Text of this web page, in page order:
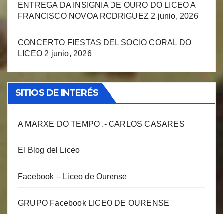
ENTREGA DA INSIGNIA DE OURO DO LICEO A
FRANCISCO NOVOA RODRIGUEZ 2 junio, 2026
CONCERTO FIESTAS DEL SOCIO CORAL DO
LICEO 2 junio, 2026
SITIOS DE INTERÉS
A MARXE DO TEMPO .- CARLOS CASARES
El Blog del Liceo
Facebook – Liceo de Ourense
GRUPO Facebook LICEO DE OURENSE